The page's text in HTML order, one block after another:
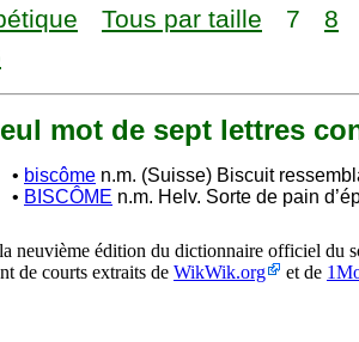
Tous par taille 7 8
mot de sept lettres
• biscôme n.m. (Suisse) Biscuit
• BISCÔME n.m. Helv. Sorte de pain
neuvième édition du dictionnaire officiel du
de courts extraits de WikWik.org et de